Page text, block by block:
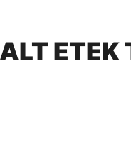
ETEK